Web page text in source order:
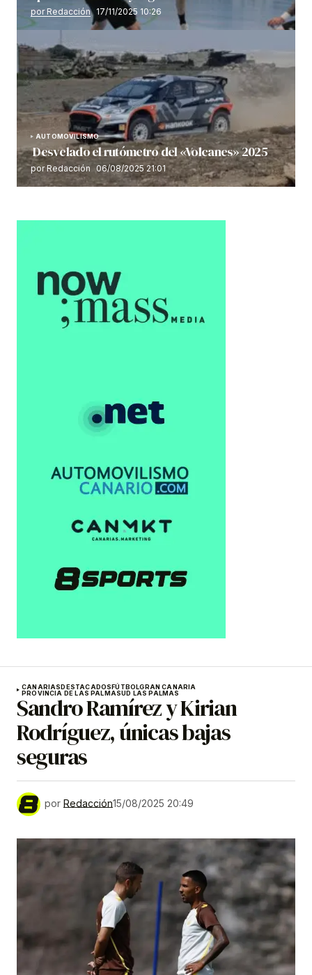
por Redacción 17/11/2025 10:26
AUTOMOVILISMO
Desvelado el rutómetro del «Volcanes» 2025
por Redacción 06/08/2025 21:01
CANARIASDESTACADOSFÚTBOLGRAN CANARIA
PROVINCIA DE LAS PALMASUD LAS PALMAS
Sandro Ramírez y Kirian
Rodríguez, únicas bajas
seguras
por Redacción15/08/2025 20:49